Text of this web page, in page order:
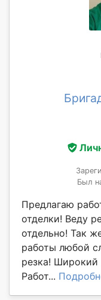
Был
Предлагаю
отделки! Веду
отдельно! Так
работы любой
резка! Широкий
Работ...